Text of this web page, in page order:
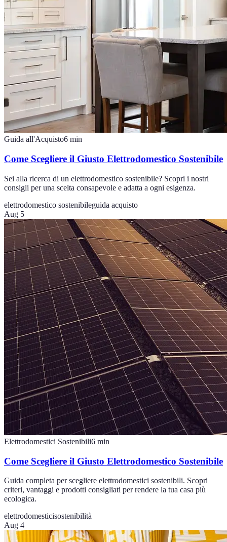
Guida all'Acquisto6 min
Come Scegliere il Giusto Elettrodomestico Sostenibile
Sei alla ricerca di un elettrodomestico sostenibile? Scopri i nostri
consigli per una scelta consapevole e adatta a ogni esigenza.
elettrodomestico sostenibileguida acquisto
Aug 5
Elettrodomestici Sostenibili6 min
Come Scegliere il Giusto Elettrodomestico Sostenibile
Guida completa per scegliere elettrodomestici sostenibili. Scopri
criteri, vantaggi e prodotti consigliati per rendere la tua casa più
ecologica.
elettrodomesticisostenibilità
Aug 4